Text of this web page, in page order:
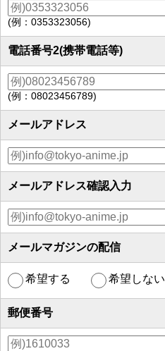
(例：0353323056)
電話番号2(携帯電話等)
(例：08023456789)
メールアドレス
メールアドレス確認入力
メールマガジンの配信
希望する 希望しない
郵便番号